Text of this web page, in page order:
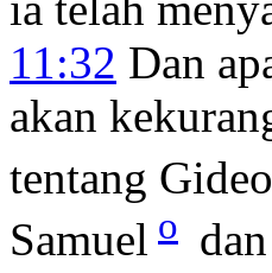
11:32 Dan
akan
tentang
Samuel o